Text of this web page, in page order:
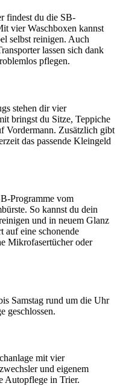
findest du die SB-
vier Waschboxen kannst
selbst reinigen. Auch
lassen sich dank
pflegen.
stehen dir vier
bringst du Sitze, Teppiche
Vordermann. Zusätzlich gibt
das passende Kleingeld
Programme vom
So kannst du dein
und in neuem Glanz
auf eine schonende
Mikrofasertücher oder
Samstag rund um die Uhr
geschlossen.
mit vier
und eigenem
Autopflege in Trier.